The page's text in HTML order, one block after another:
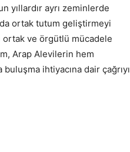
yıllardır ayrı zeminlerde
ortak tutum geliştirmeyi
ortak ve örgütlü mücadele
Arap Alevilerin hem
ihtiyacına dair çağrıyı